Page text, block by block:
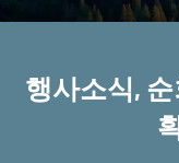
행사소식,